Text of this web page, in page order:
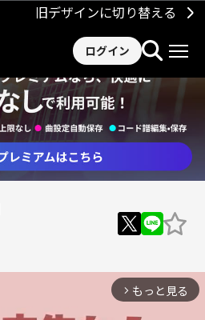
旧デザインに切り替える
ログイン
arrow_forward_ios もっと見る